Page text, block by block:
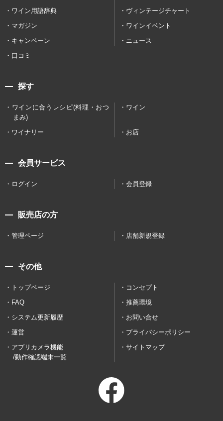
ワイン用語辞典
ヴィンテージチャート
マガジン
ワインイベント
キャンペーン
ニュース
口コミ
探す
ワインに合うレシピ(料理・おつ
まみ)
ワイン
ワイナリー お店
会員サービス
ログイン 会員登録
販売店の方
管理ページ 店舗新規登録
その他
トップページ
コンセプト
FAQ
推薦環境
システム更新履歴
お問い合せ
運営
プライバシーポリシー
アプリカメラ機能
/動作確認端末一覧
サイトマップ